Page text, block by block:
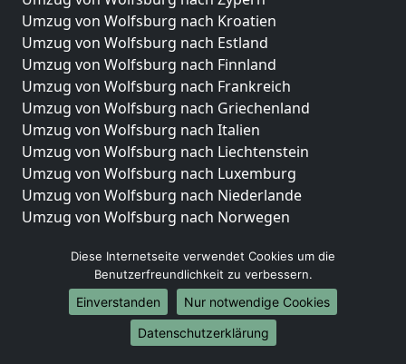
Umzug von Wolfsburg nach Kroatien
Umzug von Wolfsburg nach Estland
Umzug von Wolfsburg nach Finnland
Umzug von Wolfsburg nach Frankreich
Umzug von Wolfsburg nach Griechenland
Umzug von Wolfsburg nach Italien
Umzug von Wolfsburg nach Liechtenstein
Umzug von Wolfsburg nach Luxemburg
Umzug von Wolfsburg nach Niederlande
Umzug von Wolfsburg nach Norwegen
Umzüge-Deutschlandweit
Umzug von Wolfsburg nach Berlin
Umzug von Wolfsburg nach Hamburg
Umzug von Wolfsburg nach München
Umzug von Wolfsburg nach Köln
Diese Internetseite verwendet Cookies um die
Benutzerfreundlichkeit zu verbessern.
Einverstanden
Nur notwendige Cookies
Datenschutzerklärung